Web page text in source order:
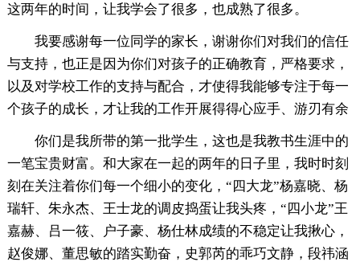
这两年的时间，让我学会了很多，也成熟了很多。
我要感谢每一位同学的家长，谢谢你们对我们的信任
与支持，也正是因为你们对孩子的正确教育，严格要求，
以及对学校工作的支持与配合，才使得我能够专注于每一
个孩子的成长，才让我的工作开展得得心应手、游刃有余
你们是我所带的第一批学生，这也是我教书生涯中的
一笔宝贵财富。和大家在一起的两年的日子里，我时时刻
刻在关注着你们每一个细小的变化，“四大龙”杨嘉晓、杨
瑞轩、朱永杰、王士龙的调皮捣蛋让我头疼，“四小龙”王
嘉赫、吕一筱、户子豪、杨仕林成绩的不稳定让我揪心，
赵俊娜、董思敏的踏实勤奋，史郭芮的乖巧文静，段祎涵